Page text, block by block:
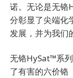
诺。无论是无铬
分彰显了尖端化
发展，并为我们
无铬HySat™系
了有害的六价铬